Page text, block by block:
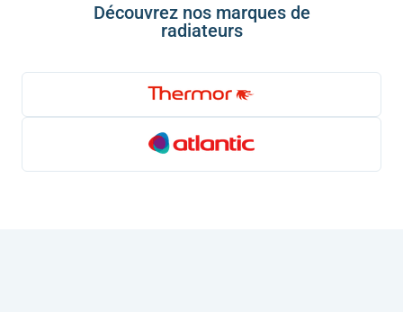
Découvrez nos marques de
radiateurs